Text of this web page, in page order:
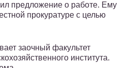
предложение о работе. Ему
прокуратуре с целью
заочный факультет
института.